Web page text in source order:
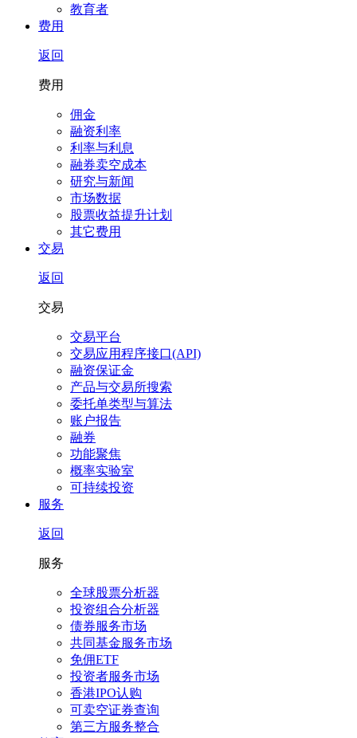
教育者
费用
返回
费用
佣金
融资利率
利率与利息
融券卖空成本
研究与新闻
市场数据
股票收益提升计划
其它费用
交易
返回
交易
交易平台
交易应用程序接口(API)
融资保证金
产品与交易所搜索
委托单类型与算法
账户报告
融券
功能聚焦
概率实验室
可持续投资
服务
返回
服务
全球股票分析器
投资组合分析器
债券服务市场
共同基金服务市场
免佣ETF
投资者服务市场
香港IPO认购
可卖空证券查询
第三方服务整合